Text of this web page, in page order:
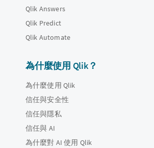
Qlik Answers
Qlik Predict
Qlik Automate
為什麼使用 Qlik？
為什麼使用 Qlik
信任與安全性
信任與隱私
信任與 AI
為什麼對 AI 使用 Qlik